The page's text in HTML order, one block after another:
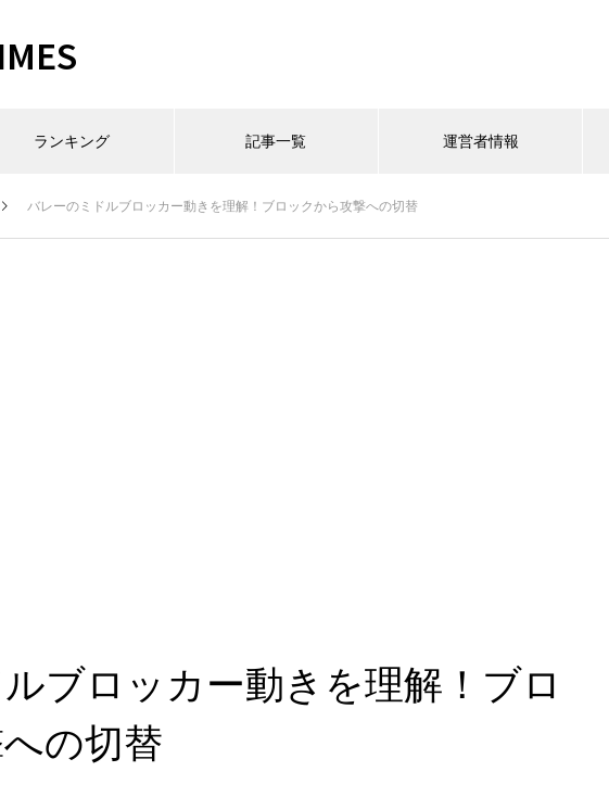
ランキング 記事一覧 運営者情報
バレーのミドルブロッカー動きを理解！ブロックから攻撃への切替
ブロッカー動きを理解！ブロ
の切替